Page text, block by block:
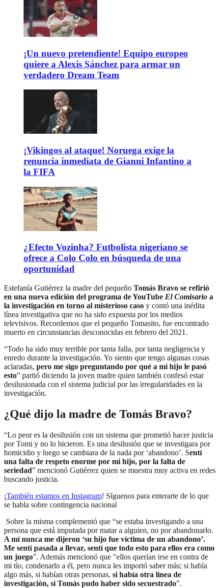
¡Un nuevo pretendiente! Equipo europeo
quiere a Alexis Sánchez para armar un
verdadero Dream Team
¡Vikingos al ataque! Noruega exige la
renuncia inmediata de Gianni Infantino a
la FIFA
¿Efecto Vozinha? Futbolista nigeriano se
ofrece a Colo Colo en búsqueda de una
oportunidad
Estefanía Gutiérrez la madre del pequeño Tomás Bravo se refirió
en una nueva edición del programa de YouTube El Comisario a
la investigación en torno al misterioso caso y contó una inédita
línea investigativa que no ha sido expuesta por los medios
televisivos. Recordemos que el pequeño Tomasito, fue encontrado
muerto en circunstancias desconocidas en febrero del 2021.
“Todo ha sido muy terrible por tanta falla, por tanta negligencia y
enredo durante la investigación. Yo siento que tengo algunas cosas
aclaradas, pero me sigo preguntando por qué a mi hijo le pasó
esto” partió diciendo la joven madre quien también confesó estar
desilusionada con el sistema judicial por las irregularidades en la
investigación.
¿Qué dijo la madre de Tomás Bravo?
“Lo peor es la desilusión con un sistema que prometió hacer justicia
por Tomi y no lo hicieron. Es una desilusión que se investigara por
homicidio y luego se cambiara de la nada por ‘abandono’. Sentí
una falta de respeto enorme por mi hijo, por la falta de
seriedad” mencionó Gutiérrez quien se muestra muy activa en redes
buscando justicia.
¡También estamos en Instagram! Síguenos para enterarte de lo que
se habla sobre contingencia nacional
Sobre la misma complementó que “se estaba investigando a una
persona que está imputada por matar a alguien, no por abandonarlo.
A mí nunca me dijeron ‘su hijo fue víctima de un abandono’.
Me sentí pasada a llevar, sentí que todo esto para ellos era como
un juego”. Además mencionó que "ellos querían irse en contra de
mi tío, condenarlo a él, pero nunca les importó saber más; si había
algo más, si habían otras personas, si había otra línea de
investigación, si Tomás pudo haber sido secuestrado”.